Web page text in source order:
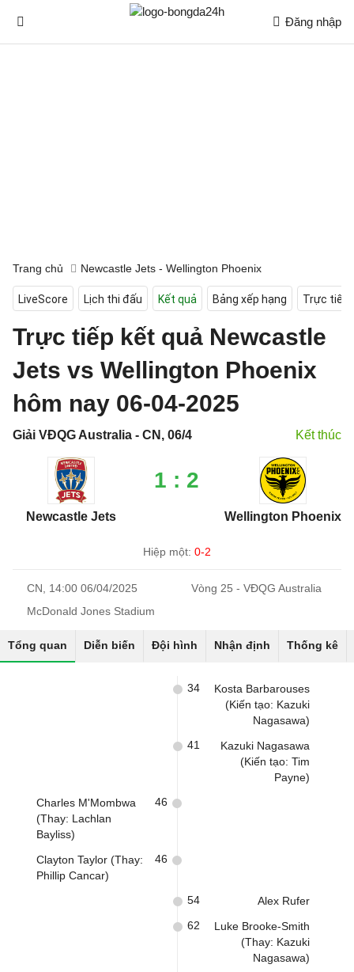
Đăng nhập
Trang chủ Newcastle Jets - Wellington Phoenix
LiveScore Lịch thi đấu Kết quả Bảng xếp hạng Trực tiếp
Trực tiếp kết quả Newcastle
Jets vs Wellington Phoenix
hôm nay 06-04-2025
Giải VĐQG Australia - CN, 06/4 Kết thúc
Newcastle Jets
1 : 2
Wellington Phoenix
Hiệp một: 0-2
CN, 14:00 06/04/2025
Vòng 25 - VĐQG Australia
McDonald Jones Stadium
Tổng quan Diễn biến Đội hình Nhận định Thống kê
Kosta Barbarouses
(Kiến tạo: Kazuki
Nagasawa)
34
Kazuki Nagasawa
(Kiến tạo: Tim
Payne)
41
Charles M'Mombwa
(Thay: Lachlan
Bayliss)
46
Clayton Taylor (Thay:
Phillip Cancar)
46
Alex Rufer
54
Luke Brooke-Smith
(Thay: Kazuki
Nagasawa)
62